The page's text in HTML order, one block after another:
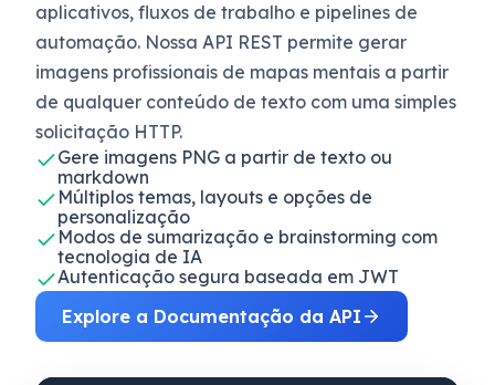
aplicativos, fluxos de trabalho e pipelines de
automação. Nossa API REST permite gerar
imagens profissionais de mapas mentais a partir
de qualquer conteúdo de texto com uma simples
solicitação HTTP.
Gere imagens PNG a partir de texto ou
markdown
Múltiplos temas, layouts e opções de
personalização
Modos de sumarização e brainstorming com
tecnologia de IA
Autenticação segura baseada em JWT
Explore a Documentação da API